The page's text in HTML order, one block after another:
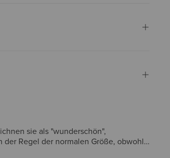
sie als "wunderschön",
Regel der normalen Größe, obwohl
Investition angesehen.